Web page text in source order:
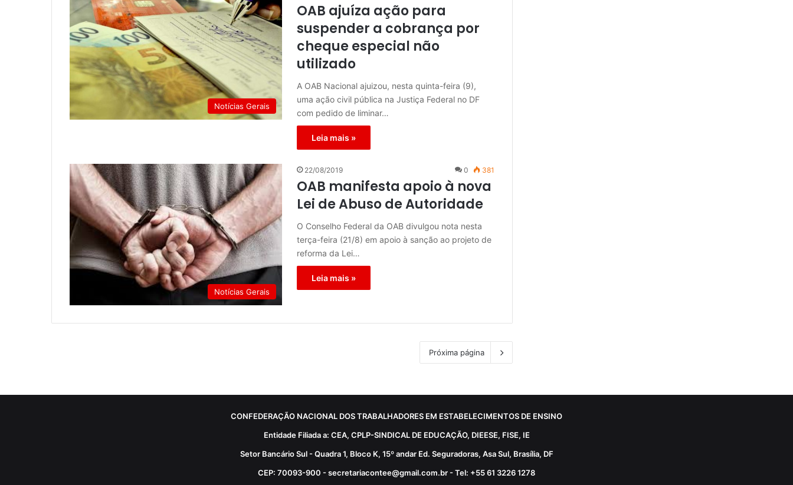
Notícias Gerais
OAB ajuíza ação para
suspender a cobrança por
cheque especial não
utilizado
A OAB Nacional ajuizou, nesta quinta-feira (9),
uma ação civil pública na Justiça Federal no DF
com pedido de liminar…
Leia mais »
Notícias Gerais
22/08/2019 0 381
OAB manifesta apoio à nova
Lei de Abuso de Autoridade
O Conselho Federal da OAB divulgou nota nesta
terça-feira (21/8) em apoio à sanção ao projeto de
reforma da Lei…
Leia mais »
Próxima página
CONFEDERAÇÃO NACIONAL DOS TRABALHADORES EM ESTABELECIMENTOS DE ENSINO
Entidade Filiada a: CEA, CPLP-SINDICAL DE EDUCAÇÃO, DIEESE, FISE, IE
Setor Bancário Sul - Quadra 1, Bloco K, 15º andar Ed. Seguradoras, Asa Sul, Brasília, DF
CEP: 70093-900 - secretariacontee@gmail.com.br - Tel: +55 61 3226 1278